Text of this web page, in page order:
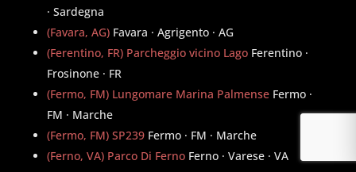
· Sardegna
(Favara, AG) Favara · Agrigento · AG
(Ferentino, FR) Parcheggio vicino Lago Ferentino ·
Frosinone · FR
(Fermo, FM) Lungomare Marina Palmense Fermo ·
FM · Marche
(Fermo, FM) SP239 Fermo · FM · Marche
(Ferno, VA) Parco Di Ferno Ferno · Varese · VA